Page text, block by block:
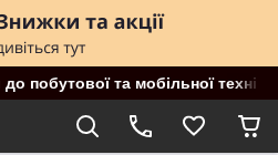
побутової та мобільної